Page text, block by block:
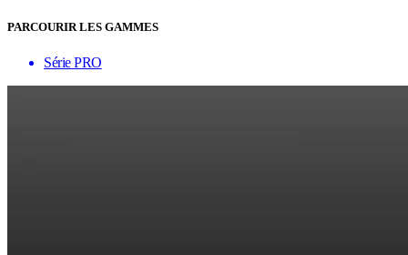
PARCOURIR LES GAMMES
Série PRO